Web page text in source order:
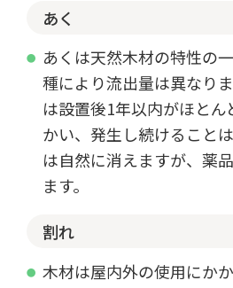
あく
あくは天然木材の特性の
種により流出量は異なり
は設置後1年以内がほと
かい、発生し続けること
は自然に消えますが、薬
ます。
割れ
木材は屋内外の使用にか